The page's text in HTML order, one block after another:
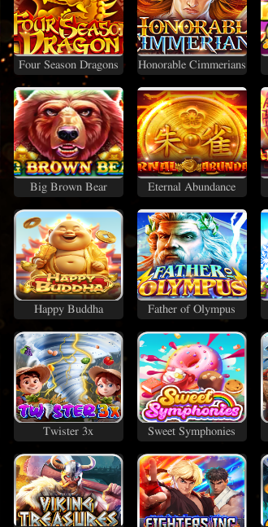
Four Season Dragons Honorable Cimmerians
Big Brown Bear Eternal Abundance
Happy Buddha Father of Olympus
Twister 3x Sweet Symphonies